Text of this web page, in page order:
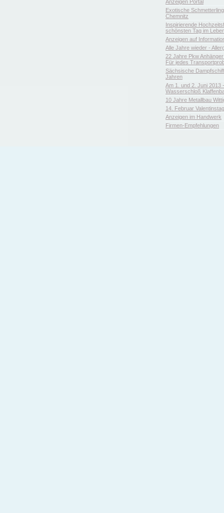
Anzeigen Portal
Exotische
Chemnitz
Inspirierende
schönsten Tag im
Anzeigen auf
Alle Jahre wieder -
22 Jahre Pkw
Für jedes
Sächsische
Jahren
Am 1. und 2. Juni 2013
Wasserschloß
10 Jahre Metallbau
14. Februar
Anzeigen im Handwerk
Firmen-Empfehlungen